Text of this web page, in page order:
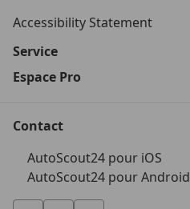
Accessibility Statement
Service
Espace Pro
Contact
AutoScout24 pour iOS
AutoScout24 pour Android